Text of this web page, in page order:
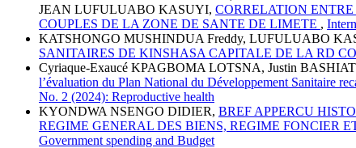
JEAN LUFULUABO KASUYI, CORRELATION
COUPLES DE LA ZONE DE SANTE DE LIMETE ,
KATSHONGO MUSHINDUA Freddy, LUFULUABO
SANITAIRES DE KINSHASA CAPITALE DE LA RD
Cyriaque-Exaucé KPAGBOMA LOTSNA, Justin
l’évaluation du Plan National du Développement Sanitaire
No. 2 (2024): Reproductive health
KYONDWA NSENGO DIDIER, BREF APPERCU
REGIME GENERAL DES BIENS, REGIME FONCIER
Government spending and Budget